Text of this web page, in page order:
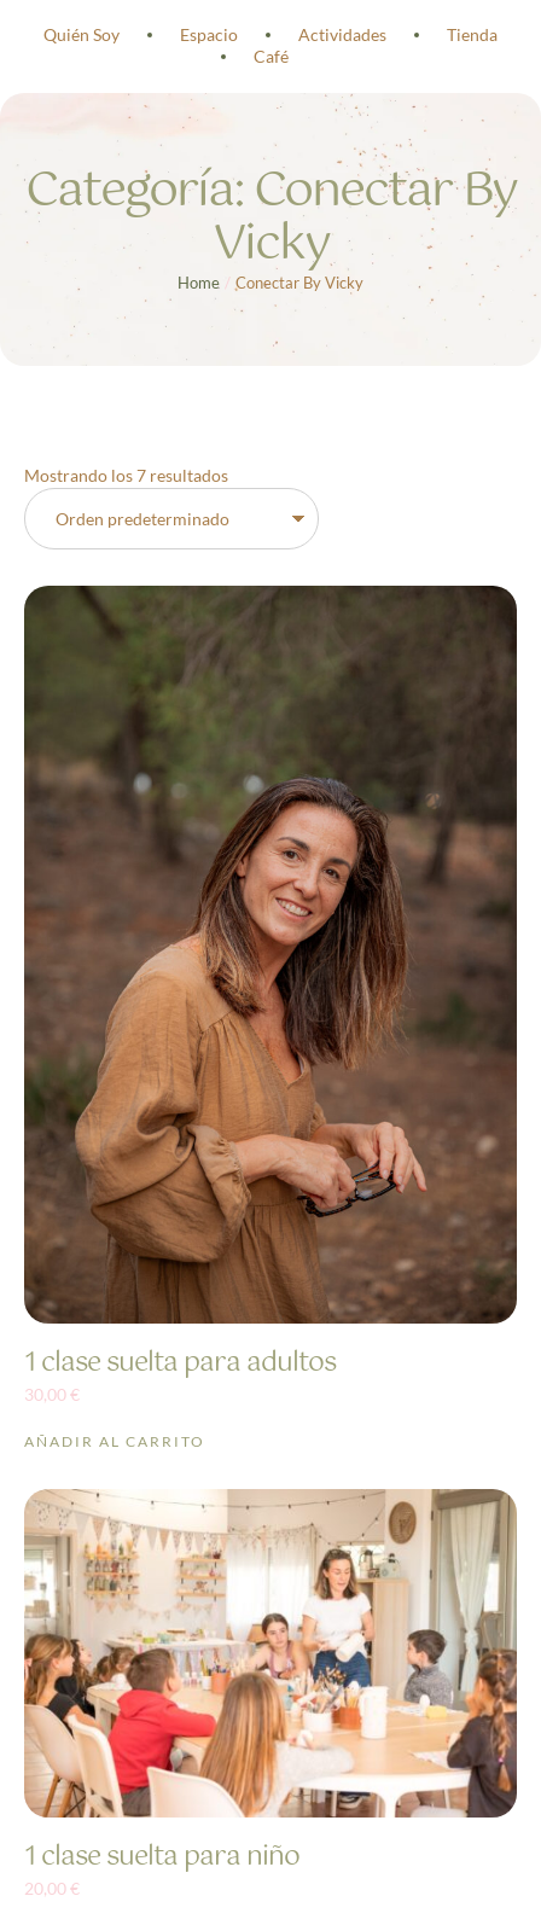
Quién Soy Espacio Actividades
Tienda
Café
Categoría:Conectar By
Vicky
Home / Conectar By Vicky
Mostrando los 7 resultados
1 clase suelta para adultos
30,00€
AÑADIR AL CARRITO
1 clase suelta para niño
20,00€